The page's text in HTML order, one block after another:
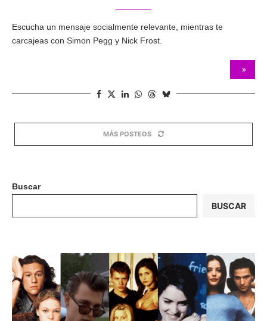
Escucha un mensaje socialmente relevante, mientras te
carcajeas con Simon Pegg y Nick Frost.
MÁS POSTEOS
Buscar
BUSCAR